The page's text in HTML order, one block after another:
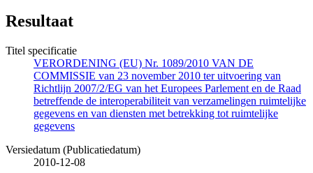
Resultaat
Titel specificatie
VERORDENING (EU) Nr. 1089/2010 VAN DE
COMMISSIE van 23 november 2010 ter uitvoering van
Richtlijn 2007/2/EG van het Europees Parlement en de Raad
betreffende de interoperabiliteit van verzamelingen ruimtelijke
gegevens en van diensten met betrekking tot ruimtelijke
gegevens
Versiedatum (Publicatiedatum)
2010-12-08